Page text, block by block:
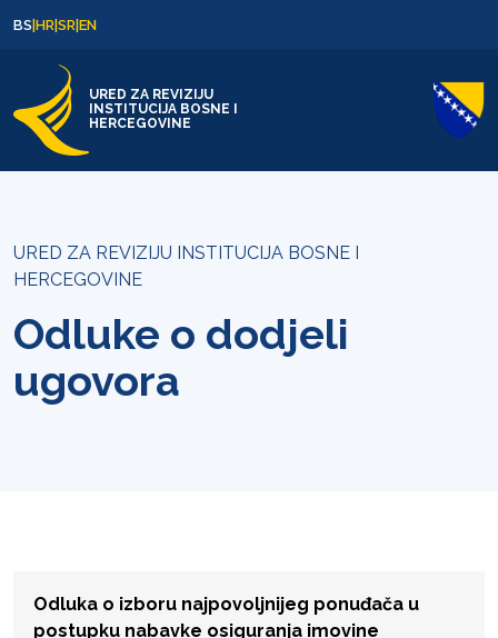
BS|HR|SR|EN
URED ZA REVIZIJU
INSTITUCIJA BOSNE I
HERCEGOVINE
URED ZA REVIZIJU INSTITUCIJA BOSNE I
HERCEGOVINE
Odluke o dodjeli
ugovora
Odluka o izboru najpovoljnijeg ponuđača u
postupku nabavke osiguranja imovine